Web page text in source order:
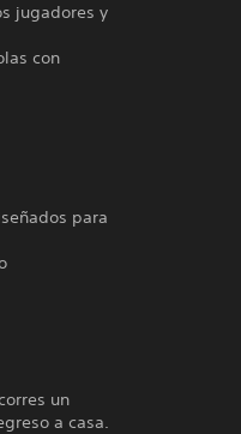
jugadores y
con
para
un
a casa.